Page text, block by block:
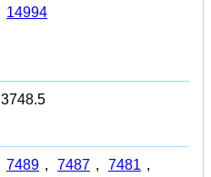
14994
3748.5
7489 , 7487 , 7481 ,